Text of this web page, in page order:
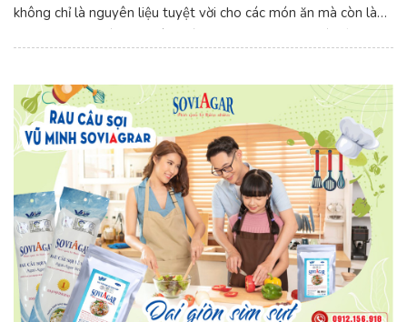
không chỉ là nguyên liệu tuyệt vời cho các món ăn mà còn là
một phương pháp tự nhiên giúp cải thiện sức khỏe và sắc
Khỏe Và Sắc Đẹp.